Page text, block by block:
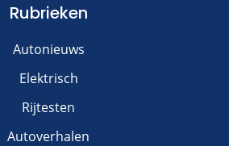
Rubrieken
Autonieuws
Elektrisch
Rijtesten
Autoverhalen